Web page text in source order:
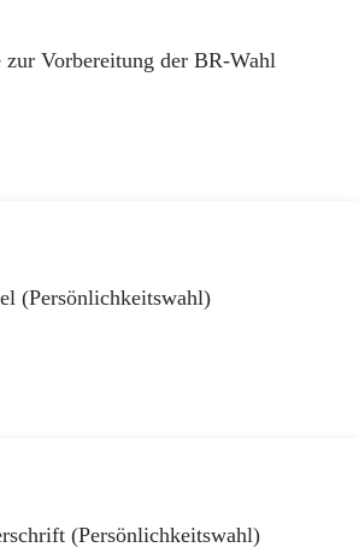
zur Vorbereitung der BR-Wahl
(Persönlichkeitswahl)
(Persönlichkeitswahl)